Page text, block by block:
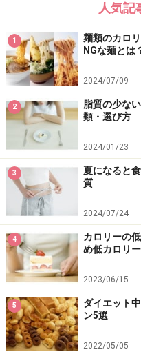
人気記
1
麺類のカロ
NGな麺とは
2024/07/09
2
脂質の少な
類・選び方
2024/01/23
3
夏になると
質
2024/07/24
4
カロリーの
め低カロリ
2023/06/15
5
ダイエット
ン5選
2022/05/05